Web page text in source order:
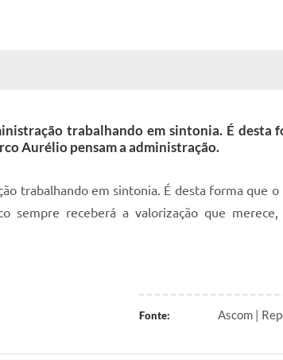
trabalhando em sintonia. É
Aurélio pensam a administração.
trabalhando em sintonia. É desta forma que
sempre receberá a valorização que
Fonte: Ascom |